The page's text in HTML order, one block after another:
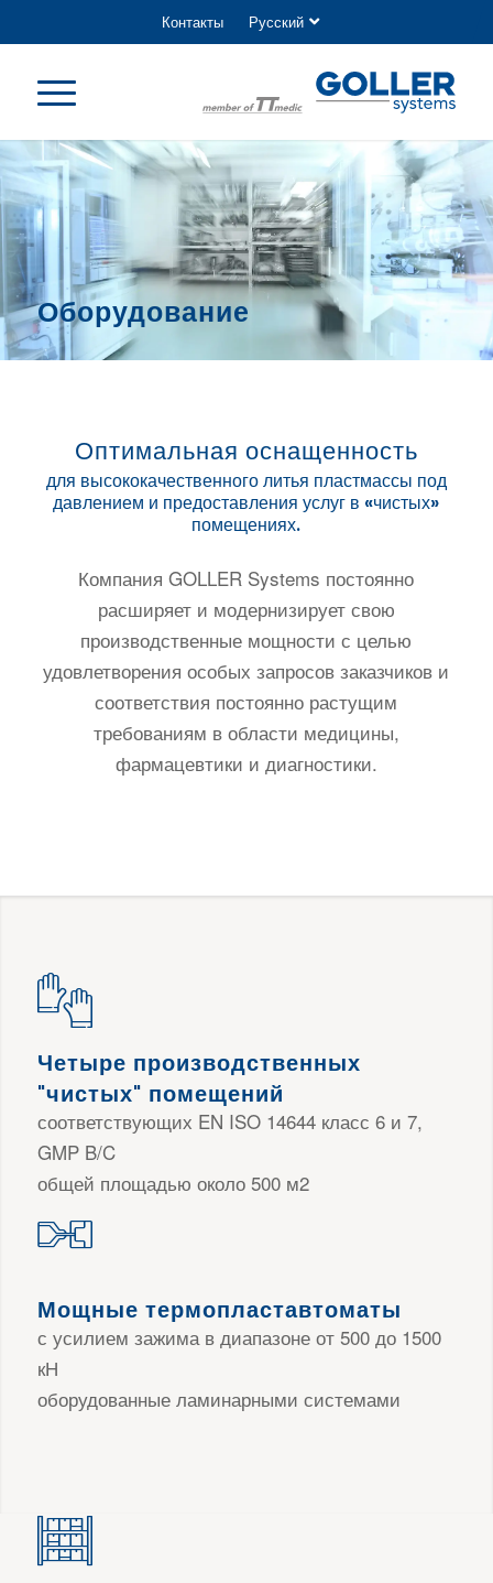
Контакты Русский
Оборудование
Оптимальная оснащенность
для высококачественного литья пластмассы под
давлением и предоставления услуг в «чистых»
помещениях.
Компания GOLLER Systems постоянно
расширяет и модернизирует свою
производственные мощности с целью
удовлетворения особых запросов заказчиков и
соответствия постоянно растущим
требованиям в области медицины,
фармацевтики и диагностики.
Четыре производственных
"чистых" помещений
соответствующих EN ISO 14644 класс 6 и 7,
GMP B/C
общей площадью около 500 м2
Мощные термопластавтоматы
с усилием зажима в диапазоне от 500 до 1500
кН
оборудованные ламинарными системами